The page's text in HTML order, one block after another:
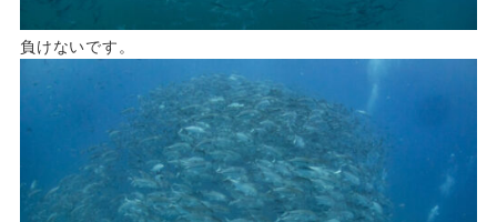
負けないです。